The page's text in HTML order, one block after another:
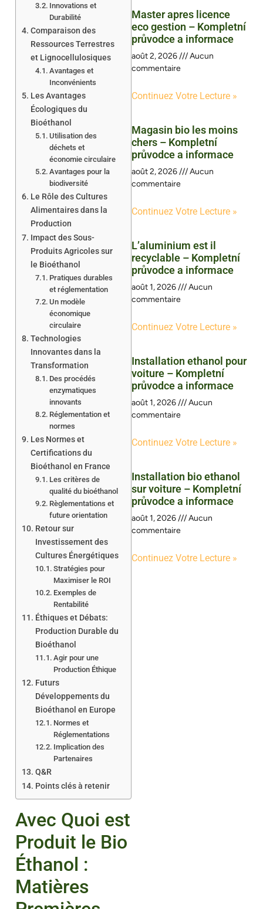
Innovations et
Durabilité
Comparaison des
Ressources Terrestres
et Lignocellulosiques
Avantages et
Inconvénients
Les Avantages
Écologiques du
Bioéthanol
Utilisation des
déchets et
économie circulaire
Avantages pour la
biodiversité
Le Rôle des Cultures
Alimentaires dans la
Production
Impact des Sous-
Produits Agricoles sur
le Bioéthanol
Pratiques durables
et réglementation
Un modèle
économique
circulaire
Technologies
Innovantes dans la
Transformation
Des procédés
enzymatiques
innovants
Réglementation et
normes
Les Normes et
Certifications du
Bioéthanol en France
Les critères de
qualité du bioéthanol
Règlementations et
future orientation
Retour sur
Investissement des
Cultures Énergétiques
Stratégies pour
Maximiser le ROI
Exemples de
Rentabilité
Éthiques et Débats:
Production Durable du
Bioéthanol
Agir pour une
Production Éthique
Futurs
Développements du
Bioéthanol en Europe
Normes et
Réglementations
Implication des
Partenaires
Q&R
Points clés à retenir
Avec Quoi est
Produit le Bio
Éthanol :
Matières
Master apres licence
eco gestion – Kompletní
průvodce a informace
août 2, 2026
Aucun
commentaire
Continuez Votre Lecture »
Magasin bio les moins
chers – Kompletní
průvodce a informace
août 2, 2026
Aucun
commentaire
Continuez Votre Lecture »
L’aluminium est il
recyclable – Kompletní
průvodce a informace
août 1, 2026
Aucun
commentaire
Continuez Votre Lecture »
Installation ethanol pour
voiture – Kompletní
průvodce a informace
août 1, 2026
Aucun
commentaire
Continuez Votre Lecture »
Installation bio ethanol
sur voiture – Kompletní
průvodce a informace
août 1, 2026
Aucun
commentaire
Continuez Votre Lecture »